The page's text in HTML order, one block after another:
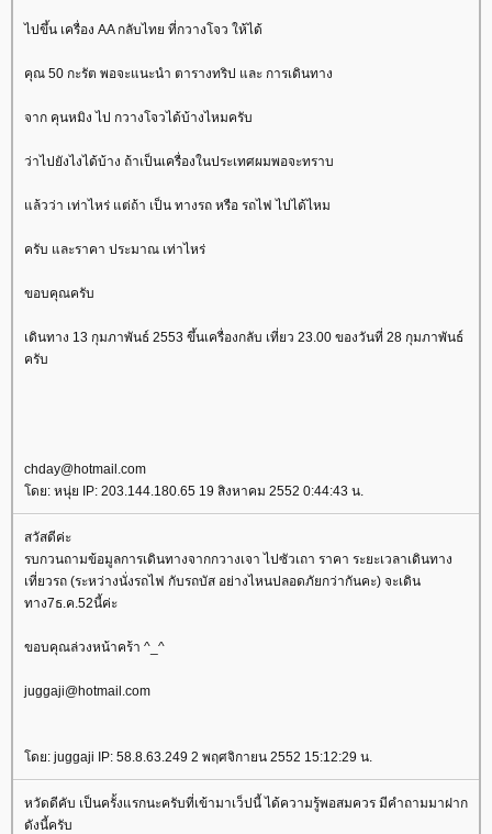
ไปขึ้น เครื่อง AA กลับไทย ที่กวางโจว ให้ได้
คุณ 50 กะรัต พอจะแนะนำ ตารางทริป และ การเดินทาง
จาก คุนหมิง ไป กวางโจวได้บ้างไหมครับ
ว่าไปยังไงได้บ้าง ถ้าเป็นเครื่องในประเทศผมพอจะทราบ
ล้วว่า เท่าไหร่ แต่ถ้า เป็น ทางรถ หรือ รถไฟ ไปได้ไหม
ครับ และราคา ประมาณ เท่าไหร่
ขอบคุณครับ
เดินทาง 13 กุมภาพันธ์ 2553 ขึ้นเครื่องกลับ เที่ยว 23.00 ของวันที่ 28 กุมภาพันธ์
ครับ
chday@hotmail.com
ดย: หนุ่ย IP: 203.144.180.65 19 สิงหาคม 2552 0:44:43 น.
สวัสดีค่ะ
รบกวนถามข้อมูลการเดินทางจากกวางเจา ไปซัวเถา ราคา ระยะเวลาเดินทาง
เที่ยวรถ (ระหว่างนั่งรถไฟ กับรถบัส อย่างไหนปลอดภัยกว่ากันคะ) จะเดิน
ทาง7ธ.ค.52นี้ค่ะ
ขอบคุณล่วงหน้าคร้า ^_^
juggaji@hotmail.com
ดย: juggaji IP: 58.8.63.249 2 พฤศจิกายน 2552 15:12:29 น.
หวัดดีคับ เป็นครั้งแรกนะครับที่เข้ามาเว็ปนี้ ได้ความรู้พอสมควร มีคำถามมาฝาก
ดังนี้ครับ